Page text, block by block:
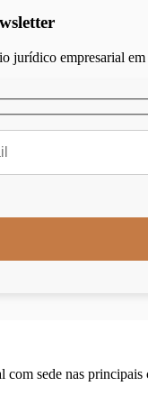
jurídico empresarial em
sede nas